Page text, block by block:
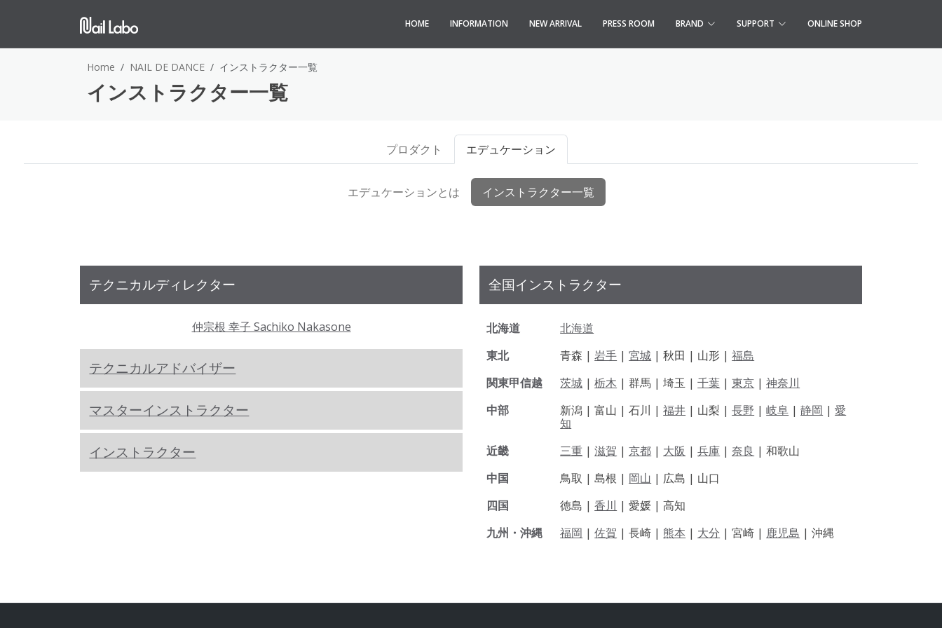
HOME INFORMATION NEW ARRIVAL PRESS ROOM BRAND SUPPORT ONLINE SHOP
Home NAIL DE DANCE インストラクター一覧
インストラクター一覧
プロダクト エデュケーション
エデュケーションとは インストラクター一覧
テクニカルディレクター
仲宗根 幸子 Sachiko Nakasone
テクニカルアドバイザー
マスターインストラクター
インストラクター
全国インストラクター
北海道
北海道
東北
青森 |岩手 |宮城 | 秋田 | 山形 |福島
関東甲信越
茨城 |栃木 | 群馬 | 埼玉 |千葉 |東京 |神奈川
中部
新潟 |富山 |石川 |福井 | 山梨 |長野 |岐阜 |静岡 |愛
知
近畿
三重 |滋賀 |京都 | 大阪 |兵庫 |奈良 |和歌山
中国
鳥取 |島根 | 岡山 | 広島 | 山口
四国
徳島 |香川 |愛媛 |高知
九州・沖縄
福岡 |佐賀 |長崎 | 熊本 | 大分 |宮崎 | 鹿児島 |沖縄